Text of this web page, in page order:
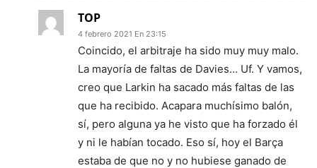
TOP
4 febrero 2021 En 23:15
Coincido, el arbitraje ha sido muy muy malo.
La mayoría de faltas de Davies… Uf. Y vamos,
creo que Larkin ha sacado más faltas de las
que ha recibido. Acapara muchísimo balón,
sí, pero alguna ya he visto que ha forzado él
y ni le habían tocado. Eso sí, hoy el Barça
estaba de que no y no hubiese ganado de